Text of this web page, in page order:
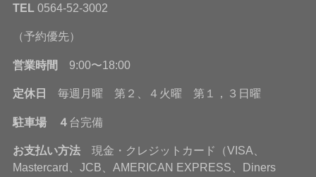
TEL 0564-52-3002
（予約優先）
営業時間 9:00〜18:00
定休日 毎週月曜 第２、４火曜 第１，３日曜
駐車場 ４ 台完備
お支払い方法現金・クレジットカード（VISA、
Mastercard、JCB、AMERICAN EXPRESS、Diners